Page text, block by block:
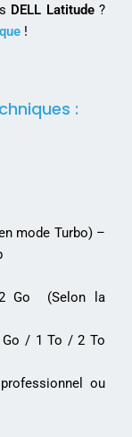
DELL Latitude?
!
:
mode Turbo) –
Go (Selon la
Go / 1 To / 2 To
ou